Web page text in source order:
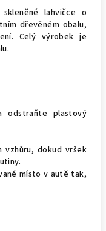
lahvičce o
dřevěném obalu,
Celý výrobek je
odstraňte plastový
dokud vršek
místo v autě tak,